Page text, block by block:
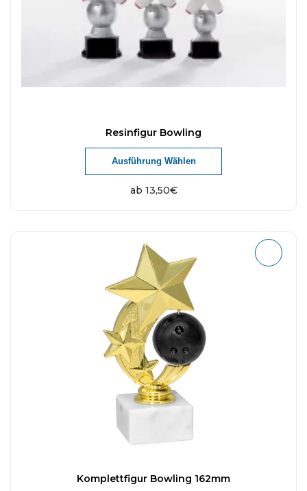
Resinfigur Bowling
ab 13,50€
Ausführung Wählen
Komplettfigur Bowling 162mm